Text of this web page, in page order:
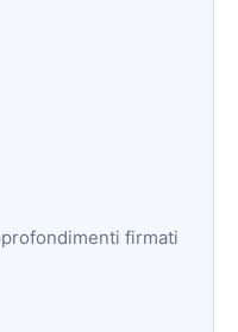
firmati